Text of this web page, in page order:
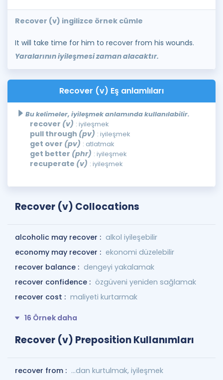
Recover (v) ingilizce örnek cümle
It will take time for him to recover from his wounds.
Yaralarının iyileşmesi zaman alacaktır.
Recover (v) Eş anlamlıları
Bu kelimeler, iyileşmek anlamında kullanılabilir.
recover (v) : iyileşmek
pull through (pv) : iyileşmek
get over (pv) : atlatmak
get better (phr) : iyileşmek
recuperate (v) : iyileşmek
Recover (v) Collocations
alcoholic may recover : alkol iyileşebilir
economy may recover : ekonomi düzelebilir
recover balance : dengeyi yakalamak
recover confidence : özgüveni yeniden sağlamak
recover cost : maliyeti kurtarmak
16 Örnek daha
Recover (v) Preposition Kullanımları
recover from : …dan kurtulmak, iyileşmek